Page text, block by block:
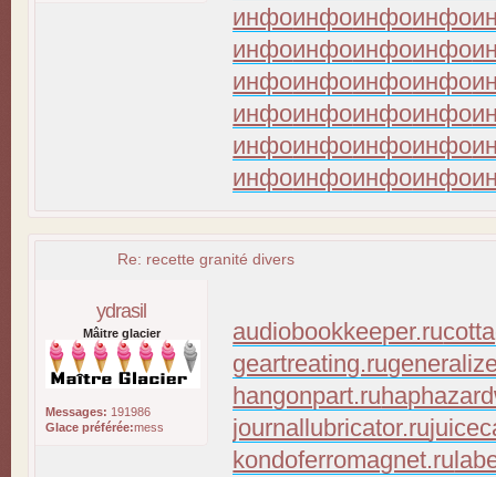
инфоинфоинфоинфо
инфоинфоинфоинфо
инфоинфоинфоинфо
инфоинфоинфоинфо
инфоинфоинфоинфо
инфоинфоинфоинфо
Re: recette granité divers
ydrasil
Mâitre glacier
Messages: 191986
Glace préférée:mess
audiobookkeeper.ru
geartreating.ru
hangonpart.ru
journallubricator.ru
kondoferromagnet.ru